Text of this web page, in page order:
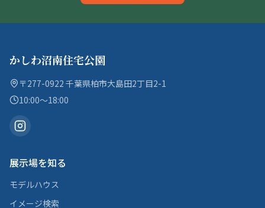
かしわ沼南住宅公園
〒277-0922 千葉県柏市大島田2丁目2-1
10:00〜18:00
展示場を知る
モデルハウス
イメージ検索